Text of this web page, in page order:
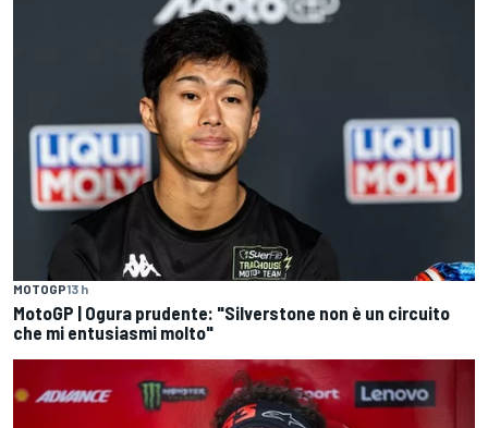
MOTOGP13 h
MotoGP | Ogura prudente: "Silverstone non è un circuito
che mi entusiasmi molto"